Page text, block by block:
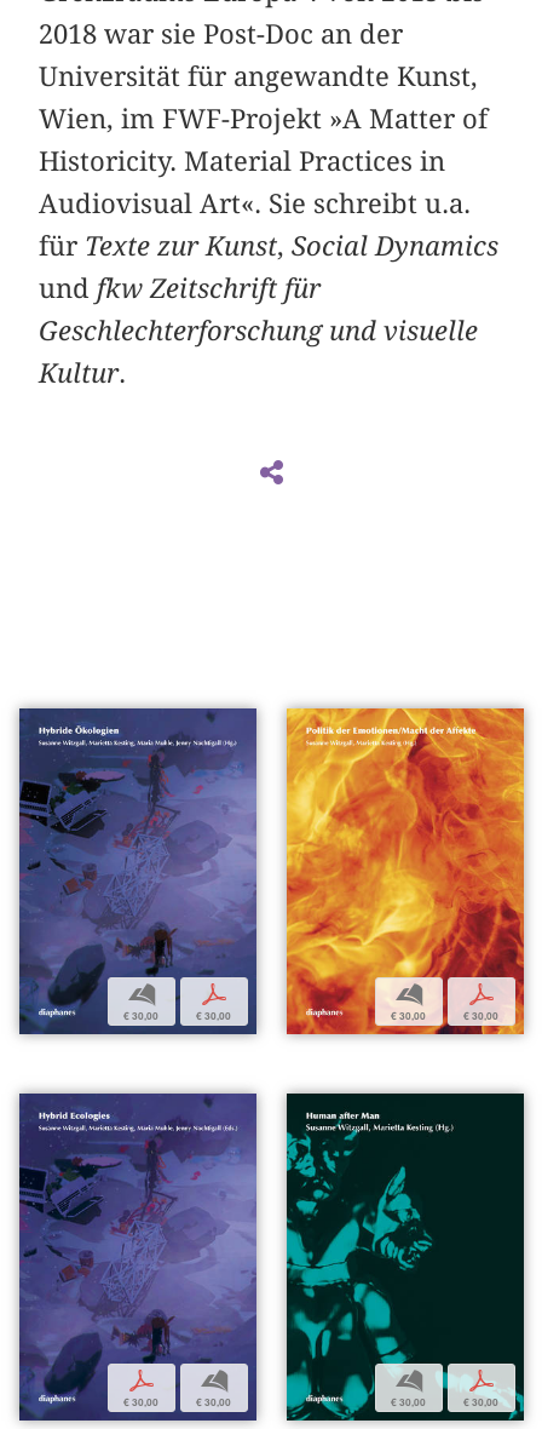
2018 war sie Post-Doc an der
Universität für angewandte Kunst,
Wien, im FWF-Projekt »A Matter of
Historicity. Material Practices in
Audiovisual Art«. Sie schreibt u.a.
für Texte zur Kunst,Social Dynamics
und fkw Zeitschrift für
Geschlechterforschung und visuelle
Kultur.
b
€ 30,00
p
€ 30,00
b
€ 30,00
p
€ 30,00
p
€ 30,00
b
€ 30,00
b
€ 30,00
p
€ 30,00